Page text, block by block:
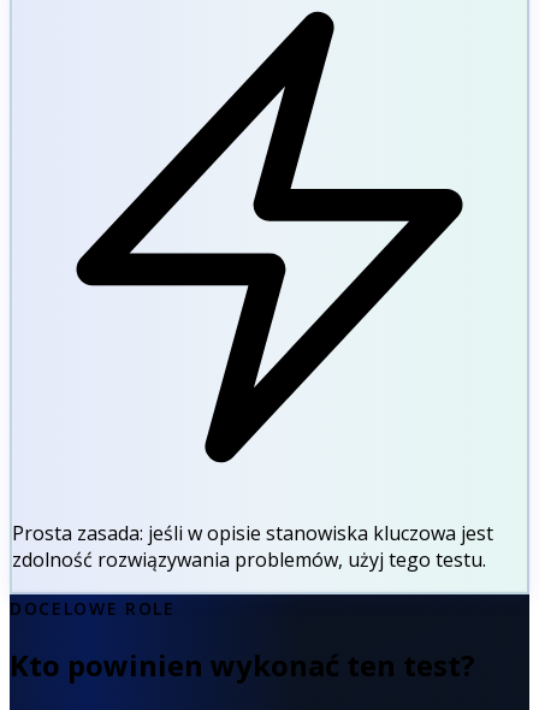
Prosta zasada: jeśli w opisie stanowiska kluczowa jest
zdolność rozwiązywania problemów, użyj tego testu.
DOCELOWE ROLE
Kto powinien wykonać ten test?